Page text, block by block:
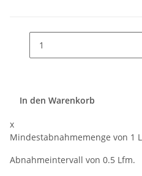
In den Warenkorb
x
Mindestabnahmemenge von 1
Abnahmeintervall von 0.5 Lfm.